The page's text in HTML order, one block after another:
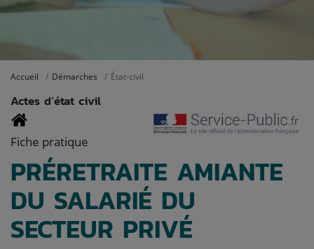
Accueil Démarches État-civil
Actes d’état civil
Fiche pratique
PRÉRETRAITE AMIANTE
DU SALARIÉ DU
SECTEUR PRIVÉ